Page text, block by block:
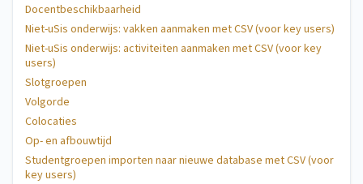
Docentbeschikbaarheid
Niet-uSis onderwijs: vakken aanmaken met CSV (voor key users)
Niet-uSis onderwijs: activiteiten aanmaken met CSV (voor key
users)
Slotgroepen
Volgorde
Colocaties
Op- en afbouwtijd
Studentgroepen importen naar nieuwe database met CSV (voor
key users)